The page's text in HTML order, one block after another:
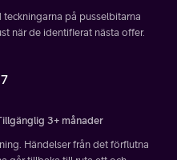
på pusselbitarna
när de identifierat nästa offer.
3+ månader
Händelser från det förflutna